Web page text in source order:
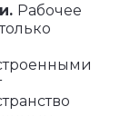
Рабочее